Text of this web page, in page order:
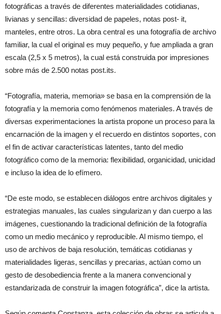
fotográficas a través de diferentes materialidades cotidianas,
livianas y sencillas: diversidad de papeles, notas post- it,
manteles, entre otros. La obra central es una fotografía de archivo
familiar, la cual el original es muy pequeño, y fue ampliada a gran
escala (2,5 x 5 metros), la cual está construida por impresiones
sobre más de 2.500 notas post.its.
“Fotografía, materia, memoria» se basa en la comprensión de la
fotografía y la memoria como fenómenos materiales. A través de
diversas experimentaciones la artista propone un proceso para la
encarnación de la imagen y el recuerdo en distintos soportes, con
el fin de activar características latentes, tanto del medio
fotográfico como de la memoria: flexibilidad, organicidad, unicidad
e incluso la idea de lo efímero.
“De este modo, se establecen diálogos entre archivos digitales y
estrategias manuales, las cuales singularizan y dan cuerpo a las
imágenes, cuestionando la tradicional definición de la fotografía
como un medio mecánico y reproducible. Al mismo tiempo, el
uso de archivos de baja resolución, temáticas cotidianas y
materialidades ligeras, sencillas y precarias, actúan como un
gesto de desobediencia frente a la manera convencional y
estandarizada de construir la imagen fotográfica”, dice la artista.